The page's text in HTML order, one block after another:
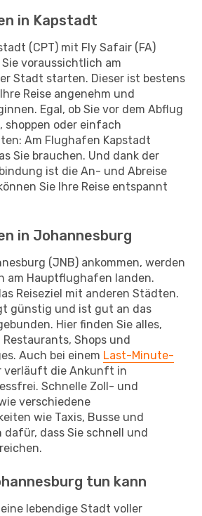
in Kapstadt
(CPT) mit Fly Safair (FA)
voraussichtlich am
Stadt starten. Dieser ist bestens
Reise angenehm und
Egal, ob Sie vor dem Abflug
shoppen oder einfach
Am Flughafen Kapstadt
Sie brauchen. Und dank der
ist die An- und Abreise
Sie Ihre Reise entspannt
in Johannesburg
(JNB) ankommen, werden
am Hauptflughafen landen.
Reiseziel mit anderen Städten.
günstig und ist gut an das
Hier finden Sie alles,
Shops und
Auch bei einem Last-Minute-
verläuft die Ankunft in
Schnelle Zoll- und
verschiedene
wie Taxis, Busse und
dafür, dass Sie schnell und
tun kann
lebendige Stadt voller